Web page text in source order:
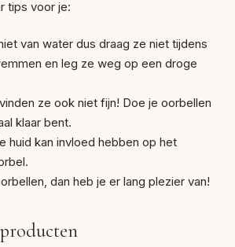
tips voor je:
van water dus draag ze niet tijdens
en leg ze weg op een droge
ze ook niet fijn! Doe je oorbellen
klaar bent.
huid kan invloed hebben op het
dan heb je er lang plezier van!